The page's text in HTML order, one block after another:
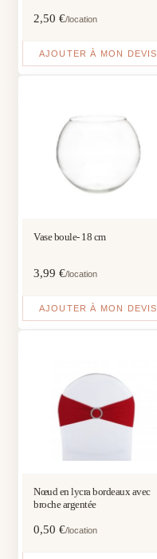
2,50€/location
AJOUTER À MON DEVIS
Vase boule- 18 cm
3,99€/location
AJOUTER À MON DEVIS
Nœud en lycra bordeaux avec
broche argentée
0,50€/location